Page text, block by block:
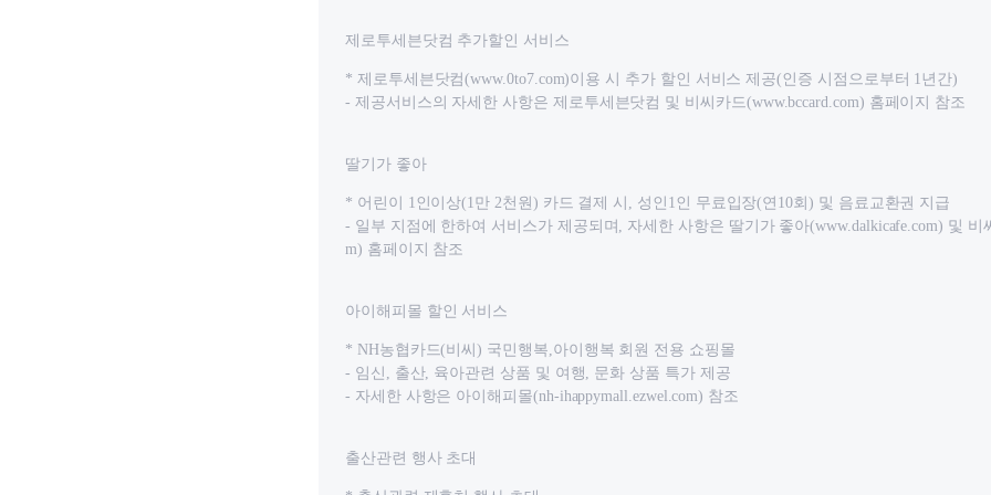
제로투세븐닷컴 추가할인 서비스
* 제로투세븐닷컴(www.0to7.com)이용 시 추가 할인 서비스 제공(인증 시점으로부터 1년간)
- 제공서비스의 자세한 사항은 제로투세븐닷컴 및 비씨카드(www.bccard.com) 홈페이지 참조
딸기가 좋아
* 어린이 1인이상(1만 2천원) 카드 결제 시, 성인1인 무료입장(연10회) 및 음료교환권 지급
- 일부 지점에 한하여 서비스가 제공되며, 자세한 사항은 딸기가 좋아(www.dalkicafe.com) 및 비
m) 홈페이지 참조
아이해피몰 할인 서비스
* NH농협카드(비씨) 국민행복,아이행복 회원 전용 쇼핑몰
- 임신, 출산, 육아관련 상품 및 여행, 문화 상품 특가 제공
- 자세한 사항은 아이해피몰(nh-ihappymall.ezwel.com) 참조
출산관련 행사 초대